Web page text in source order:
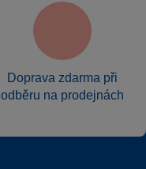
Doprava zdarma při
odběru na prodejnách